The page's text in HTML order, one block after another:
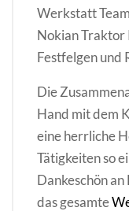
Werkstatt
Nokian Traktor
Festfelgen und
Die
Hand mit dem
eine herrliche
Tätigkeiten so
Dankeschön
das gesamte